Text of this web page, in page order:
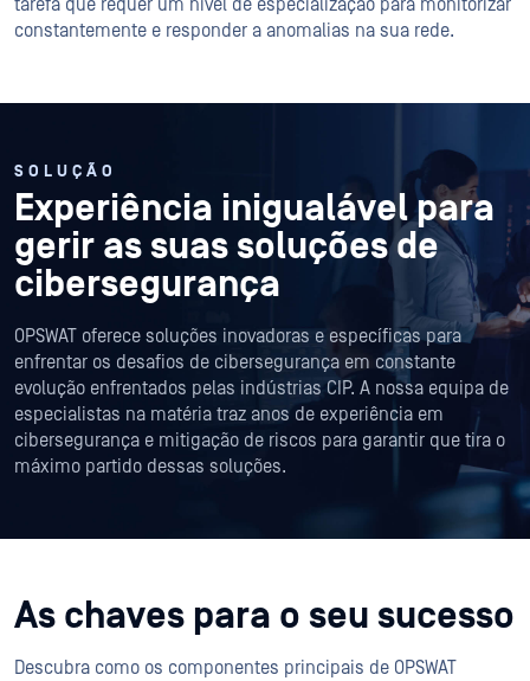
tarefa que requer um nível de especialização para monitorizar
constantemente e responder a anomalias na sua rede.
SOLUÇÃO
Experiência inigualável para
gerir as suas soluções de
cibersegurança
OPSWAT oferece soluções inovadoras e específicas para
enfrentar os desafios de cibersegurança em constante
evolução enfrentados pelas indústrias CIP. A nossa equipa de
especialistas na matéria traz anos de experiência em
cibersegurança e mitigação de riscos para garantir que tira o
máximo partido dessas soluções.
As chaves para o seu sucesso
Descubra como os componentes principais de OPSWAT